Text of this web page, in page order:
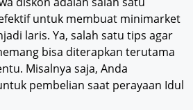
untuk membuat minimarket
laris. Ya, salah satu tips agar
bisa diterapkan terutama
Misalnya saja, Anda
pembelian saat perayaan Idul